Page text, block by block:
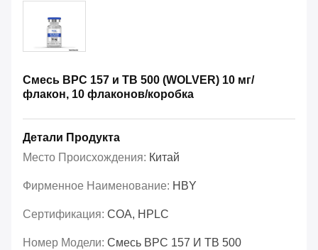
Смесь BPC 157 и TB 500 (WOLVER) 10 мг/
флакон, 10 флаконов/коробка
Детали Продукта
Место Происхождения: Китай
Фирменное Наименование: HBY
Сертификация: COA, HPLC
Номер Модели: Смесь BPC 157 И TB 500